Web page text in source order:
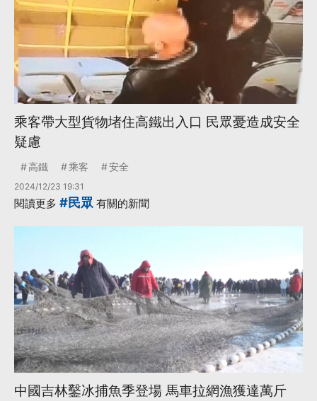
乘客帶大型貨物堵住高鐵出入口 民眾憂造成安全
疑慮
高鐵 乘客 安全
2024/12/23 19:31
閱讀更多 #民眾 有關的新聞
中國吉林鑿冰捕魚季登場 馬車拉網漁獲達萬斤